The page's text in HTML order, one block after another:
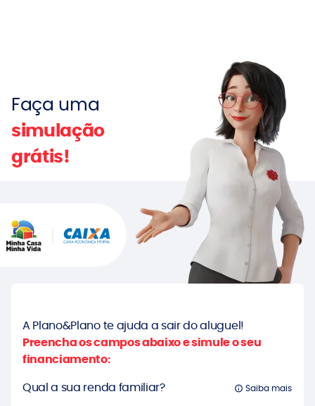
Faça uma
simulação
grátis!
A Plano&Plano te ajuda a sair do aluguel!
Preencha os campos abaixo e simule o seu
financiamento:
Qual a sua renda familiar?
Saiba mais